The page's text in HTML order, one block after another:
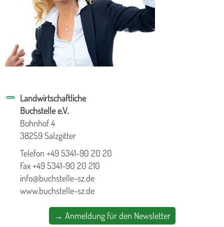
Landwirtschaftliche
Buchstelle e.V.
Bohnhof 4
38259 Salzgitter
Telefon +49 5341-90 20 20
Fax +49 5341-90 20 210
info@buchstelle-sz.de
www.buchstelle-sz.de
→ Anmeldung für den Newsletter